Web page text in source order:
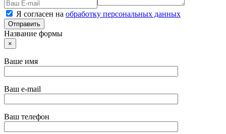
Я согласен на обработку персональных данных
Название формы
×
Ваше имя
Ваш e-mail
Ваш телефон